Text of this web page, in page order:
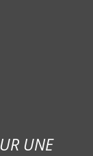
UNE